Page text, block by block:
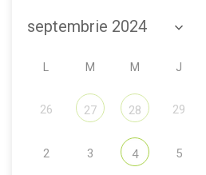
L M M J
26 27 28 29
2 3 4 5